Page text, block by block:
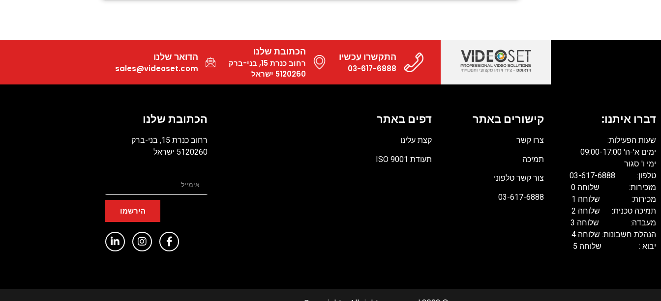
התקשרו עכשיו
03-617-6888
הכתובת שלנו
רחוב כנרת 15, בני-ברק
5120260 ישראל
הדואר שלנו
sales@videoset.com
דברו איתנו:
שעות הפעילות:
ימים א'-ה' 09:00-17:00
ימי ו' סגור
טלפון: 03-617-6888
מזכירות: שלוחה 0
מכירות: שלוחה 1
תמיכה טכנית: שלוחה 2
מעבדה: שלוחה 3
הנהלת חשבונות: שלוחה 4
יבוא : שלוחה 5
קישורים באתר
צרו קשר
תמיכה
צור קשר טלפוני
03-617-6888
דפים באתר
קצת עלינו
תעודת ISO 9001
הכתובת שלנו
רחוב כנרת 15, בני-ברק
5120260 ישראל
הירשמו